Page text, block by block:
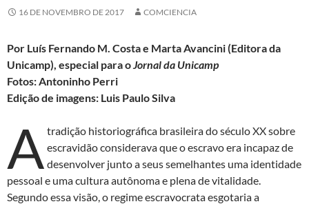
16 DE NOVEMBRO DE 2017 COMCIENCIA
Por Luís Fernando M. Costa e Marta Avancini (Editora da
Unicamp), especial para oJornal da Unicamp
Fotos: Antoninho Perri
Edição de imagens: Luis Paulo Silva
A tradição historiográfica brasileira do século XX sobre
escravidão considerava que o escravo era incapaz de
desenvolver junto a seus semelhantes uma identidade
pessoal e uma cultura autônoma e plena de vitalidade.
Segundo essa visão, o regime escravocrata esgotaria a